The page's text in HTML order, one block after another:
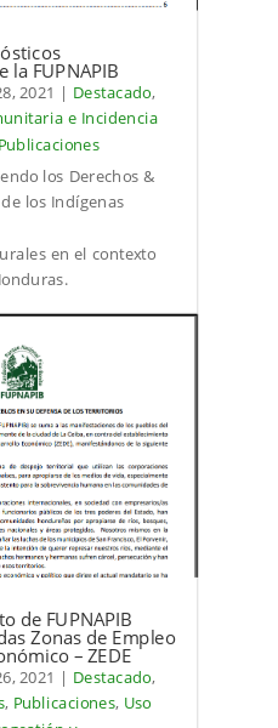
la FUPNAPIB
2021 | Destacado,
e Incidencia
Publicaciones
los Derechos &
los Indígenas
en el contexto
de FUPNAPIB
Zonas de Empleo
– ZEDE
2021 | Destacado,
, Publicaciones, Uso